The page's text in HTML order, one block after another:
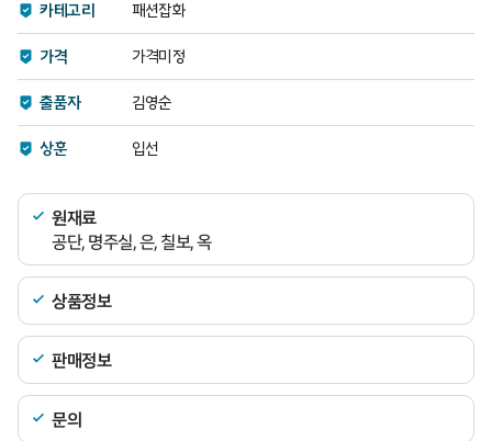
카테고리 패션잡화
가격 가격미정
출품자 김영순
상훈 입선
원재료
공단, 명주실, 은, 칠보, 옥
상품정보
판매정보
문의